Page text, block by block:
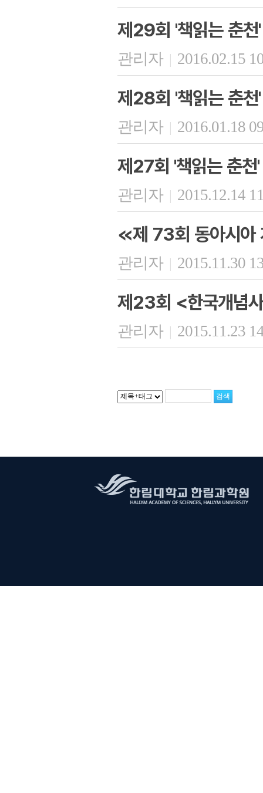
제29회 '책읽는 춘천
관리자 | 2016.02.15
제28회 '책읽는 춘천
관리자 | 2016.01.18
제27회 '책읽는 춘천
관리자 | 2015.12.14
≪제 73회 동아시아
관리자 | 2015.11.30
제23회 <한국개념
관리자 | 2015.11.23